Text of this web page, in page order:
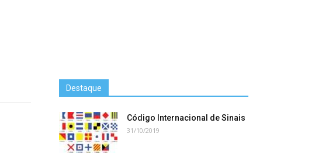
Destaque
Código Internacional de Sinais
31/10/2019